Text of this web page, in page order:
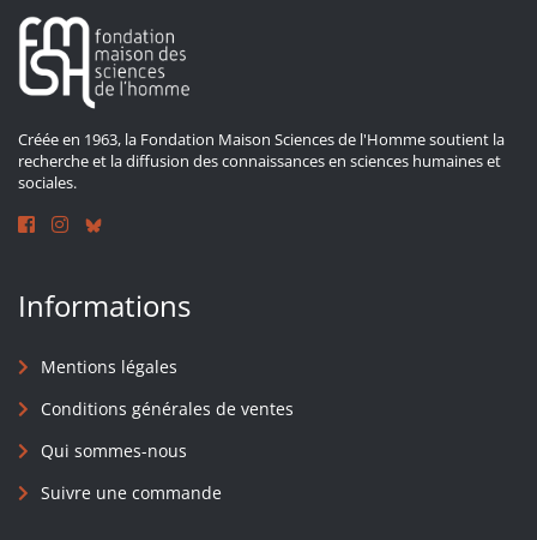
Créée en 1963, la Fondation Maison Sciences de l'Homme soutient la
recherche et la diffusion des connaissances en sciences humaines et
sociales.
Informations
Mentions légales
Conditions générales de ventes
Qui sommes-nous
Suivre une commande